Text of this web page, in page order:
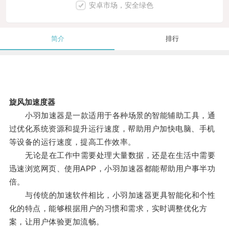
安卓市场，安全绿色
简介 排行
旋风加速度器
小羽加速器是一款适用于各种场景的智能辅助工具，通
过优化系统资源和提升运行速度，帮助用户加快电脑、手机
等设备的运行速度，提高工作效率。
无论是在工作中需要处理大量数据，还是在生活中需要
迅速浏览网页、使用APP，小羽加速器都能帮助用户事半功
倍。
与传统的加速软件相比，小羽加速器更具智能化和个性
化的特点，能够根据用户的习惯和需求，实时调整优化方
案，让用户体验更加流畅。